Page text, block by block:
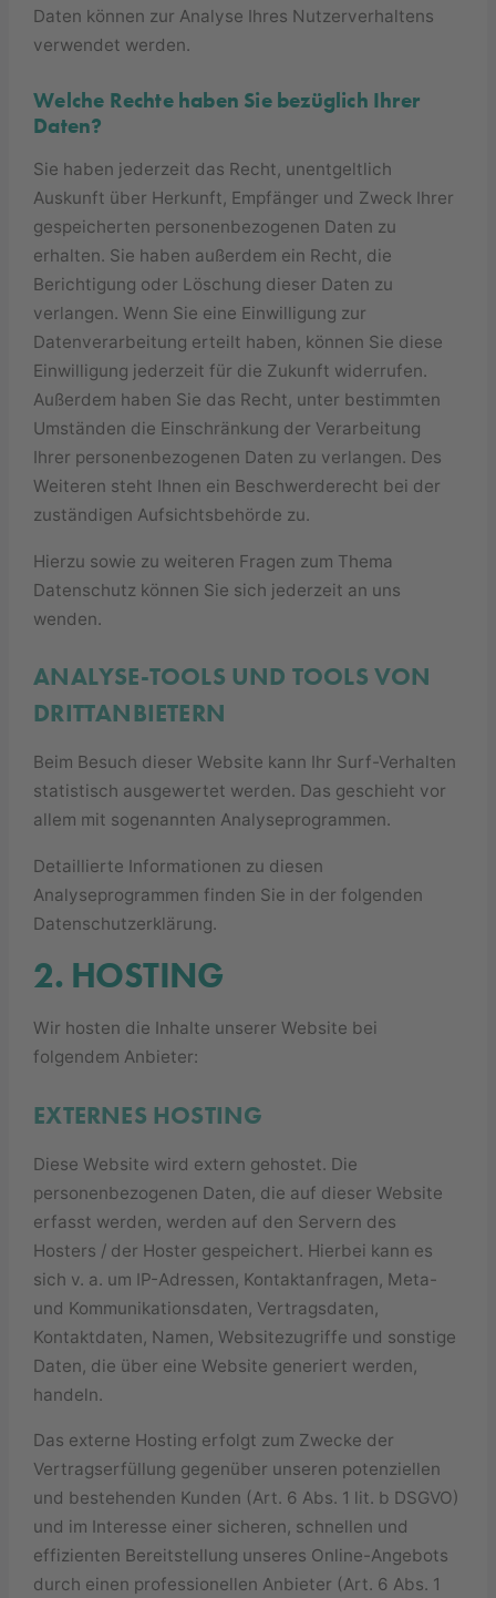
Daten können zur Analyse Ihres Nutzerverhaltens
verwendet werden.
Welche Rechte haben Sie bezüglich Ihrer
Daten?
Sie haben jederzeit das Recht, unentgeltlich
Auskunft über Herkunft, Empfänger und Zweck Ihrer
gespeicherten personenbezogenen Daten zu
erhalten. Sie haben außerdem ein Recht, die
Berichtigung oder Löschung dieser Daten zu
verlangen. Wenn Sie eine Einwilligung zur
Datenverarbeitung erteilt haben, können Sie diese
Einwilligung jederzeit für die Zukunft widerrufen.
Außerdem haben Sie das Recht, unter bestimmten
Umständen die Einschränkung der Verarbeitung
Ihrer personenbezogenen Daten zu verlangen. Des
Weiteren steht Ihnen ein Beschwerderecht bei der
zuständigen Aufsichtsbehörde zu.
Hierzu sowie zu weiteren Fragen zum Thema
Datenschutz können Sie sich jederzeit an uns
wenden.
ANALYSE-TOOLS UND TOOLS VON
DRITT­ANBIETERN
Beim Besuch dieser Website kann Ihr Surf-Verhalten
statistisch ausgewertet werden. Das geschieht vor
allem mit sogenannten Analyseprogrammen.
Detaillierte Informationen zu diesen
Analyseprogrammen finden Sie in der folgenden
Datenschutzerklärung.
2. HOSTING
Wir hosten die Inhalte unserer Website bei
folgendem Anbieter:
EXTERNES HOSTING
Diese Website wird extern gehostet. Die
personenbezogenen Daten, die auf dieser Website
erfasst werden, werden auf den Servern des
Hosters / der Hoster gespeichert. Hierbei kann es
sich v. a. um IP-Adressen, Kontaktanfragen, Meta-
und Kommunikationsdaten, Vertragsdaten,
Kontaktdaten, Namen, Websitezugriffe und sonstige
Daten, die über eine Website generiert werden,
handeln.
Das externe Hosting erfolgt zum Zwecke der
Vertragserfüllung gegenüber unseren potenziellen
und bestehenden Kunden (Art. 6 Abs. 1 lit. b DSGVO)
und im Interesse einer sicheren, schnellen und
effizienten Bereitstellung unseres Online-Angebots
durch einen professionellen Anbieter (Art. 6 Abs. 1